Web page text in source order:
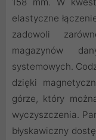
elastyczne
zadowoli
magazynów
systemowych.
dzięki
górze, który
wyczyszczenia.
błyskawiczny